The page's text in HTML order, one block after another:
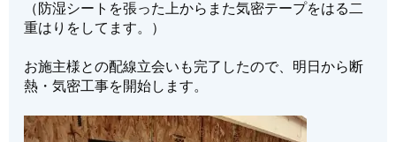
（防湿シートを張った上からまた気密テープをはる二
重はりをしてます。）
お施主様との配線立会いも完了したので、明日から断
熱・気密工事を開始します。